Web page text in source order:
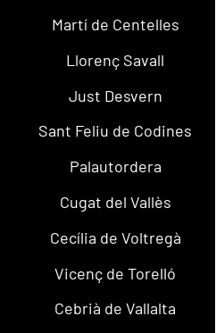
Martí de Centelles
Llorenç Savall
Just Desvern
Sant Feliu de Codines
Palautordera
Cugat del Vallès
Cecília de Voltregà
Vicenç de Torelló
Cebrià de Vallalta